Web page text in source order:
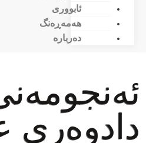
ئابووری
هەمەڕەنگ
دەربارە
دادوەری